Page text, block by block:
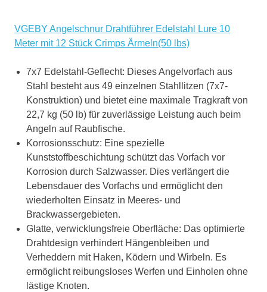
VGEBY Angelschnur Drahtführer Edelstahl Lure 10
Meter mit 12 Stück Crimps Ärmeln(50 lbs)
7x7 Edelstahl-Geflecht: Dieses Angelvorfach aus
Stahl besteht aus 49 einzelnen Stahllitzen (7x7-
Konstruktion) und bietet eine maximale Tragkraft von
22,7 kg (50 lb) für zuverlässige Leistung auch beim
Angeln auf Raubfische.
Korrosionsschutz: Eine spezielle
Kunststoffbeschichtung schützt das Vorfach vor
Korrosion durch Salzwasser. Dies verlängert die
Lebensdauer des Vorfachs und ermöglicht den
wiederholten Einsatz in Meeres- und
Brackwassergebieten.
Glatte, verwicklungsfreie Oberfläche: Das optimierte
Drahtdesign verhindert Hängenbleiben und
Verheddern mit Haken, Ködern und Wirbeln. Es
ermöglicht reibungsloses Werfen und Einholen ohne
lästige Knoten.